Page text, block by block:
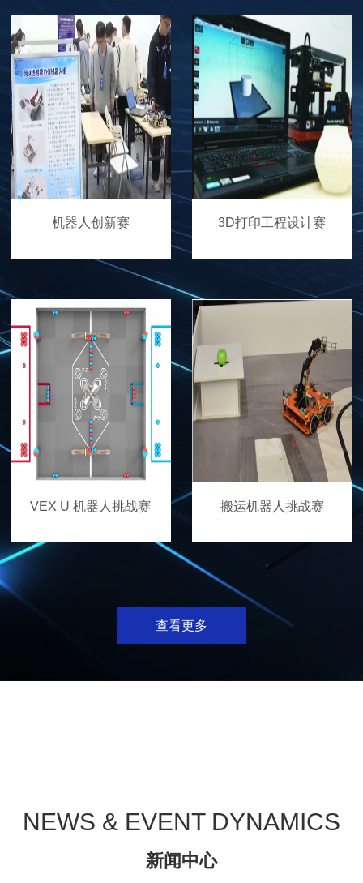
机器人创新赛 3D打印工程设计赛
VEX U 机器人挑战赛 搬运机器人挑战赛
查看更多
NEWS & EVENT DYNAMICS
新闻中心